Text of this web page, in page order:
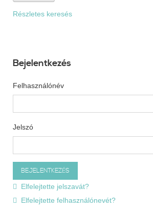
Részletes keresés
Bejelentkezés
Felhasználónév
Jelszó
Elfelejtette jelszavát?
Elfelejtette felhasználónevét?